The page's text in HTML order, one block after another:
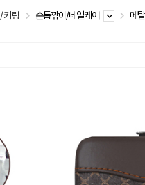
링 손톱깎이/네일케어 메